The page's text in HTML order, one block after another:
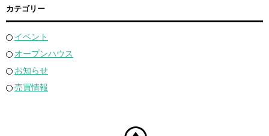
カテゴリー
イベント
オープンハウス
お知らせ
売買情報